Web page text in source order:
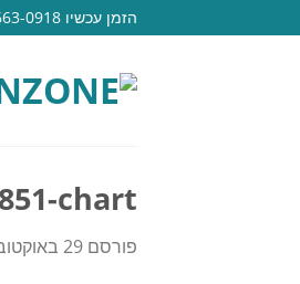
to
הזמן עכשיו 055-663-0918 MENZONE
chart
פורסם 29 באוקטובר 2015